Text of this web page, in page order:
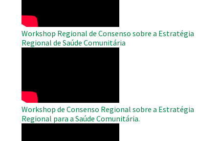
Workshop Regional de Consenso sobre a Estratégia
Regional de Saúde Comunitária
Workshop de Consenso Regional sobre a Estratégia
Regional para a Saúde Comunitária.